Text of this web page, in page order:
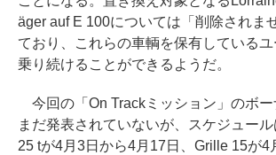
äger auf E 100については「削除されま
ており、これらの車輌を保有している
乗り続けることができるようだ。
今回の「On Trackミッション」のボー
まだ発表されていないが、スケジュー
25 tが4月3日から4月17日、Grille 15が4